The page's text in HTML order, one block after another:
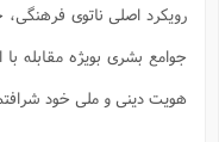
رویکرد اصلی ناتوی
جوامع بشری بویژه مقابله
هویت دینی و ملی خود